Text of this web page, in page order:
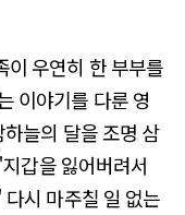
이 우연히 한 부부를
이야기를 다룬 영
늘의 달을 조명 삼
갑을 잃어버려서
시 마주칠 일 없는